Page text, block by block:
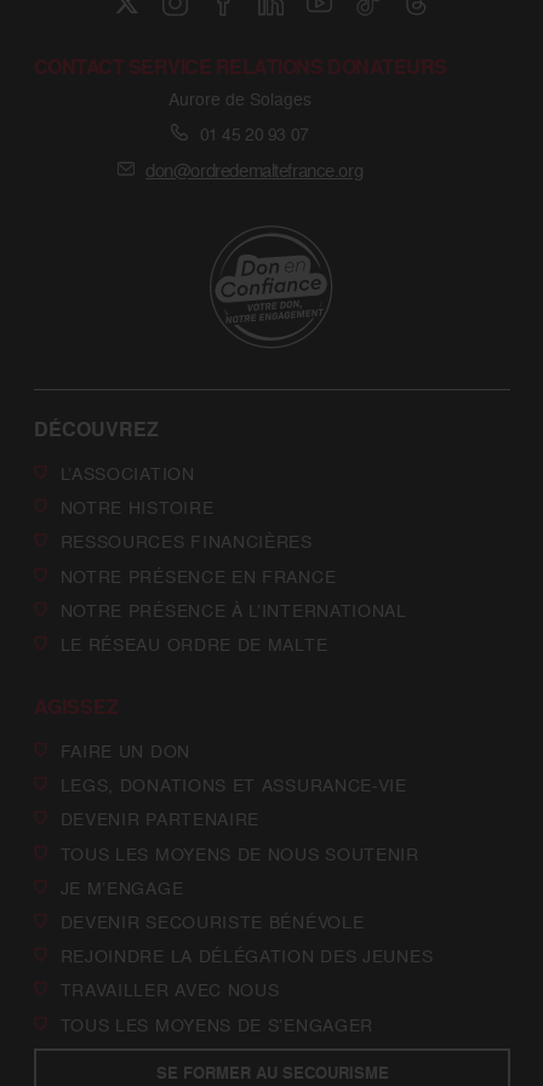
CONTACT SERVICE RELATIONS DONATEURS
Aurore de Solages
01 45 20 93 07
don@ordredemaltefrance.org
DÉCOUVREZ
L’ASSOCIATION
NOTRE HISTOIRE
RESSOURCES FINANCIÈRES
NOTRE PRÉSENCE EN FRANCE
NOTRE PRÉSENCE À L’INTERNATIONAL
LE RÉSEAU ORDRE DE MALTE
AGISSEZ
FAIRE UN DON
LEGS, DONATIONS ET ASSURANCE-VIE
DEVENIR PARTENAIRE
TOUS LES MOYENS DE NOUS SOUTENIR
JE M’ENGAGE
DEVENIR SECOURISTE BÉNÉVOLE
REJOINDRE LA DÉLÉGATION DES JEUNES
TRAVAILLER AVEC NOUS
TOUS LES MOYENS DE S’ENGAGER
SE FORMER AU SECOURISME